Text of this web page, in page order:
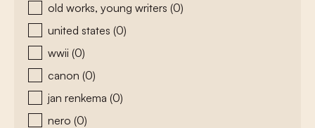
old works, young writers (0)
united states (0)
wwii (0)
canon (0)
jan renkema (0)
nero (0)